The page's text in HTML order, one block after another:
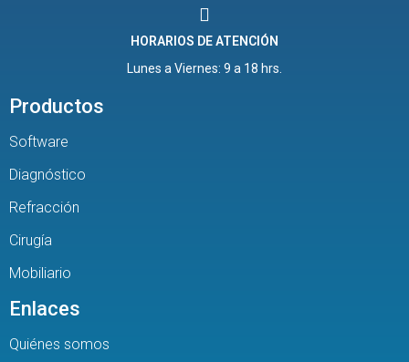
HORARIOS DE ATENCIÓN
Lunes a Viernes: 9 a 18 hrs.
Productos
Software
Diagnóstico
Refracción
Cirugía
Mobiliario
Enlaces
Quiénes somos